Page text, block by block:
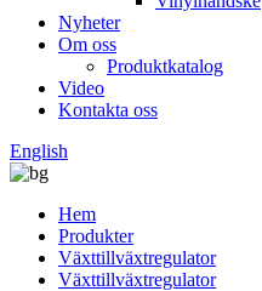
Nyheter
Om oss
Produktkatalog
Video
Kontakta oss
English
Hem
Produkter
Växttillväxtregulator
Växttillväxtregulator